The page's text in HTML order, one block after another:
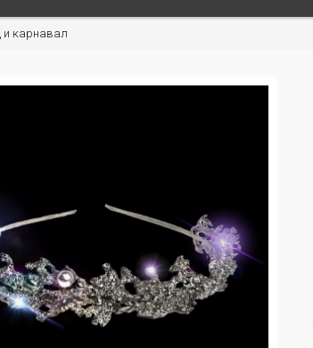
карнавал